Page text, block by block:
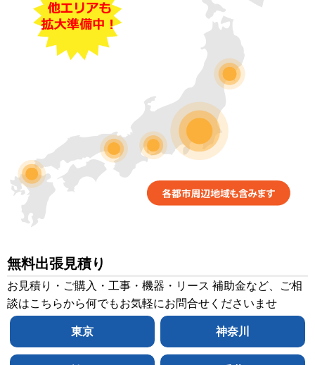
無料出張見積り
お見積り・ご購入・工事・機器・リース 補助金など、ご相
談はこちらから何でもお気軽にお問合せくださいませ
東京 神奈川